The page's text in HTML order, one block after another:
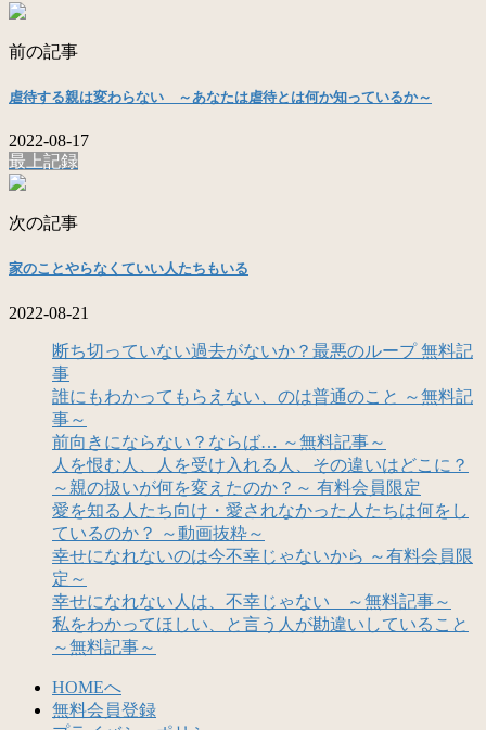
前の記事
虐待する親は変わらない ～あなたは虐待とは何か知っているか～
2022-08-17
最上記録
次の記事
家のことやらなくていい人たちもいる
2022-08-21
断ち切っていない過去がないか？最悪のループ 無料記
事
誰にもわかってもらえない、のは普通のこと ～無料記
事～
前向きにならない？ならば… ～無料記事～
人を恨む人、人を受け入れる人、その違いはどこに？
～親の扱いが何を変えたのか？～ 有料会員限定
愛を知る人たち向け・愛されなかった人たちは何をし
ているのか？ ～動画抜粋～
幸せになれないのは今不幸じゃないから ～有料会員限
定～
幸せになれない人は、不幸じゃない ～無料記事～
私をわかってほしい、と言う人が勘違いしていること
～無料記事～
HOMEへ
無料会員登録